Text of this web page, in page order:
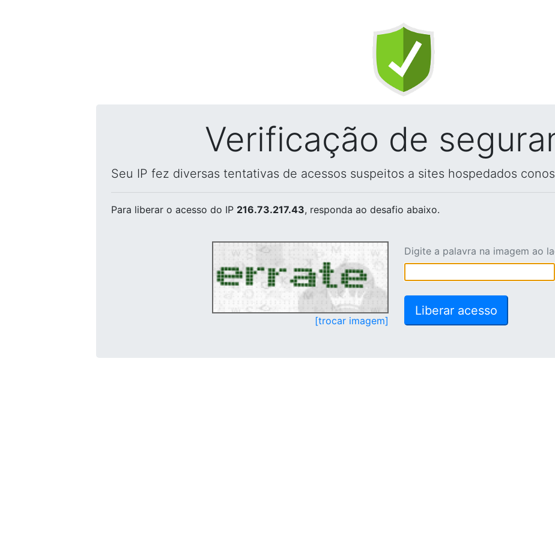
Verificação de
Seu IP fez diversas tentativas de acessos suspeitos a sites hospedados
Para liberar o acesso do IP 216.73.217.43, responda ao desafio abaixo.
[trocar imagem]
Digite a palavra na imagem ao